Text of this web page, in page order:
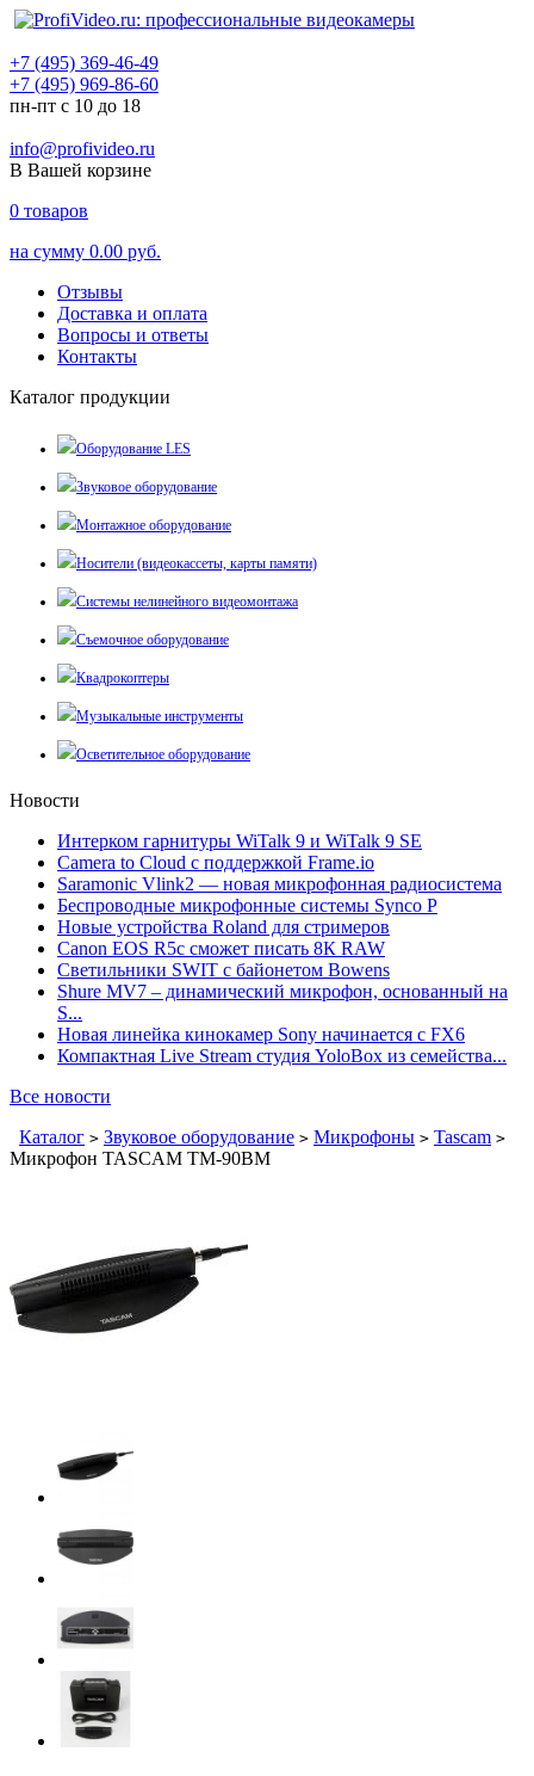
+7 (495) 369-46-49
+7 (495) 969-86-60
пн-пт с 10 до 18
info@profivideo.ru
В Вашей корзине
0 товаров
на сумму 0.00 руб.
Отзывы
Доставка и оплата
Вопросы и ответы
Контакты
Каталог продукции
Оборудование LES
Звуковое оборудование
Монтажное оборудование
Носители (видеокассеты, карты памяти)
Системы нелинейного видеомонтажа
Съемочное оборудование
Квадрокоптеры
Музыкальные инструменты
Осветительное оборудование
Новости
Интерком гарнитуры WiTalk 9 и WiTalk 9 SE
Camera to Cloud с поддержкой Frame.io
Saramonic Vlink2 — новая микрофонная радиосистема
Беспроводные микрофонные системы Synco P
Новые устройства Roland для стримеров
Canon EOS R5c сможет писать 8К RAW
Светильники SWIT с байонетом Bowens
Shure MV7 – динамический микрофон, основанный на
S...
Новая линейка кинокамер Sony начинается с FX6
Компактная Live Stream студия YoloBox из семейства...
Все новости
Каталог > Звуковое оборудование > Микрофоны > Tascam >
Микрофон TASCAM TM-90BM